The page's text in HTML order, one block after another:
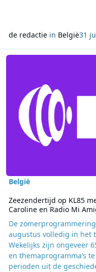
de redactiein België31
Lees meer over
België
Zeezendertijd op KL85
Caroline en Radio Mi
De
augustus volledig in het
Wekelijks zijn ongeveer
en themaprogramma’s
perioden uit de